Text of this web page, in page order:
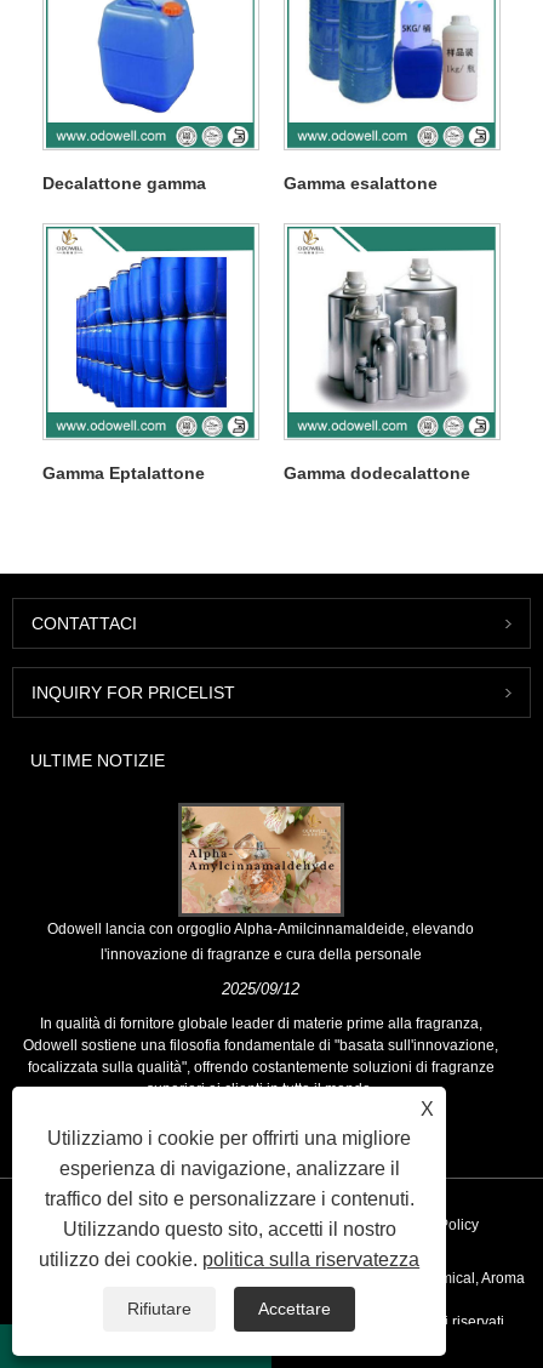
Decalattone gamma Gamma esalattone
Gamma Eptalattone Gamma dodecalattone
CONTATTACI
INQUIRY FOR PRICELIST
ULTIME NOTIZIE
Odowell lancia con orgoglio Alpha-Amilcinnamaldeide, elevando
l'innovazione di fragranze e cura della personale
2025/09/12
In qualità di fornitore globale leader di materie prime alla fragranza,
Odowell sostiene una filosofia fondamentale di "basata sull'innovazione,
focalizzata sulla qualità", offrendo costantemente soluzioni di fragranze
superiori ai clienti in tutto il mondo.
Collegamenti Sitemap RSS XML Privacy Policy
Copyright © 2020 Kunshan Odowell Co., Ltd - China Aroma Chemical, Aroma
Ingredient Producter, Fornitori di petrolio essenziale Tutti i diritti riservati.
X
Utilizziamo i cookie per offrirti una migliore
esperienza di navigazione, analizzare il
traffico del sito e personalizzare i contenuti.
Utilizzando questo sito, accetti il ​​nostro
utilizzo dei cookie. politica sulla riservatezza
Rifiutare Accettare